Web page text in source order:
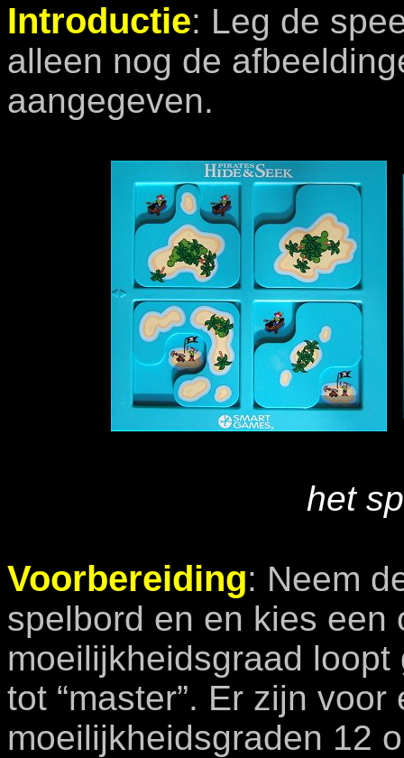
Introductie: Leg de
alleen nog de
aangegeven.
het
Voorbereiding: Neem
spelbord en en kies een
moeilijkheidsgraad loopt
tot “master”. Er zijn
moeilijkheidsgraden 12